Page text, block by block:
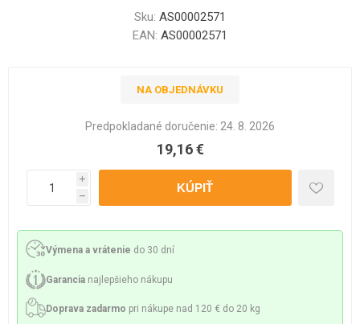
Sku: AS00002571
EAN: AS00002571
NA OBJEDNÁVKU
Predpokladané doručenie: 24. 8. 2026
19,16 €
i
h
Výmena a vrátenie do 30 dní
Garancia najlepšieho nákupu
Doprava zadarmo pri nákupe nad 120 € do 20 kg